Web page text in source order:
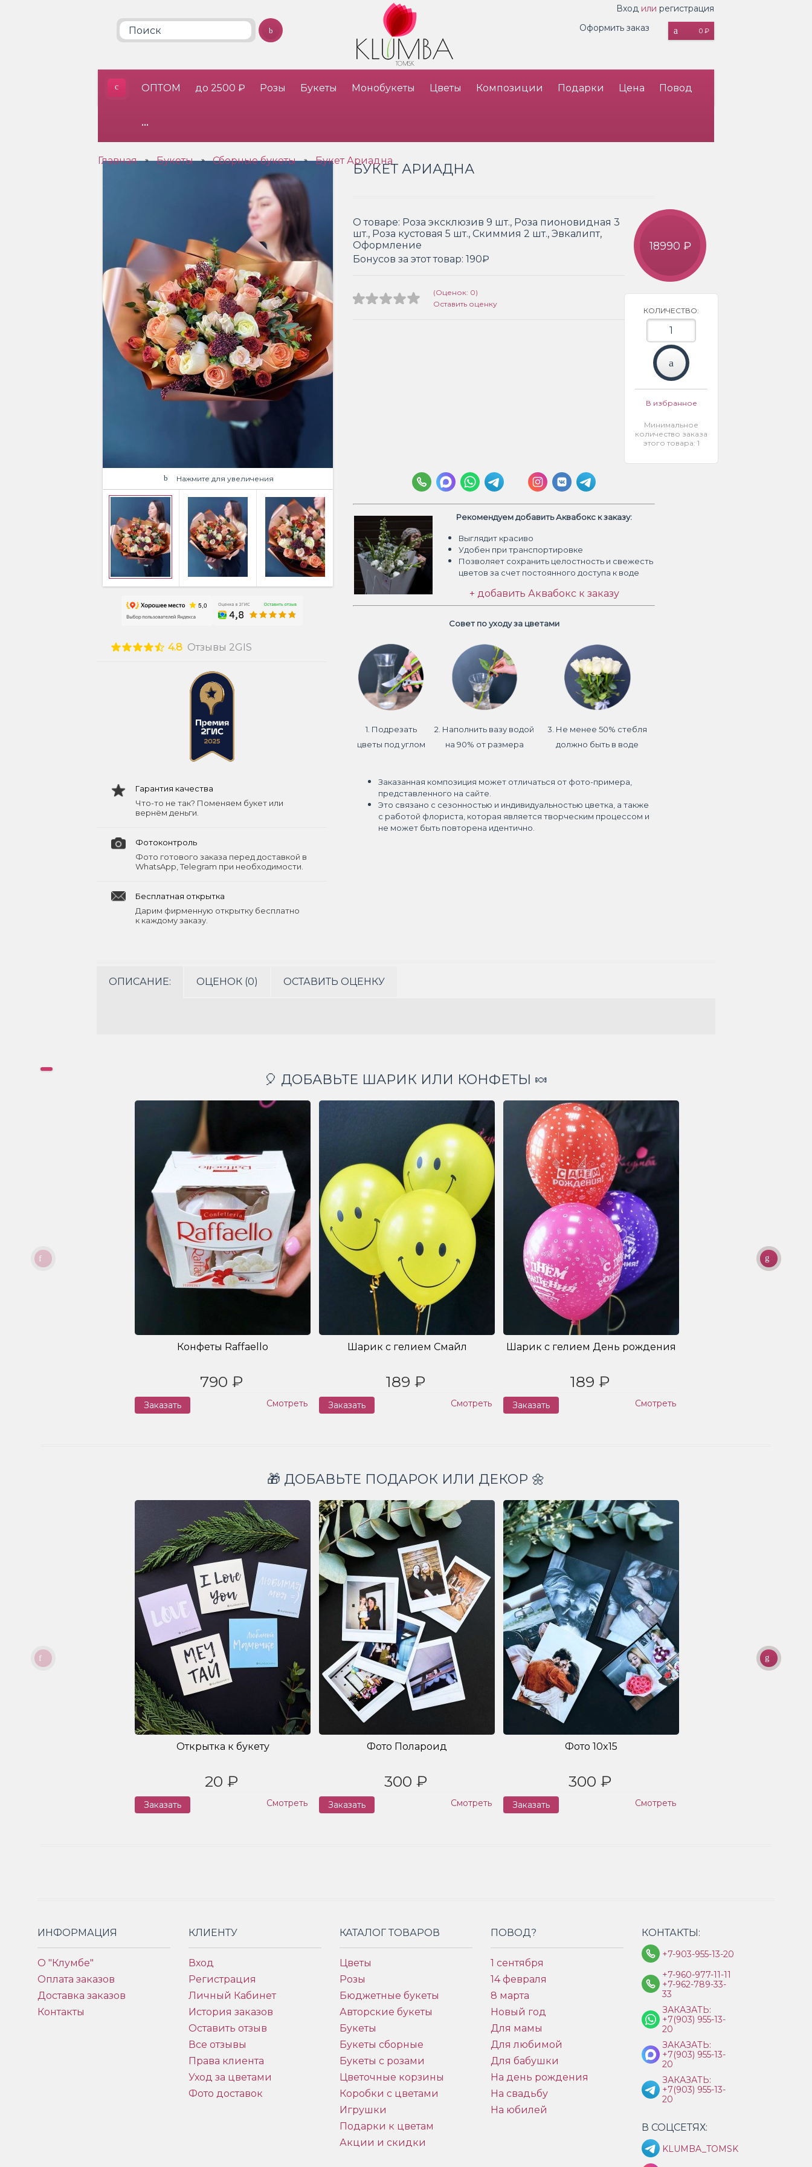
Вход или регистрация
0 ₽
Оформить заказ
ОПТОМ до 2500 ₽ Розы Букеты Монобукеты Цветы Композиции Подарки Цена Повод
•••
Главная » Букеты » Сборные букеты » Букет Ариадна
Нажмите для увеличения
4.8 Отзывы 2GIS
Гарантия качества
Что-то не так? Поменяем букет или
вернём деньги.
Фотоконтроль
Фото готового заказа перед доставкой в
WhatsApp, Telegram при необходимости.
Бесплатная открытка
Дарим фирменную открытку бесплатно
к каждому заказу.
БУКЕТ АРИАДНА
О товаре: Роза эксклюзив 9 шт., Роза пионовидная 3
шт., Роза кустовая 5 шт., Скиммия 2 шт., Эвкалипт,
Оформление
Бонусов за этот товар: 190₽
(Оценок: 0)
Оставить оценку
18990 ₽
КОЛИЧЕСТВО:
В избранное
Минимальное
количество заказа
этого товара: 1
Рекомендуем добавить Аквабокс к заказу:
Выглядит красиво
Удобен при транспортировке
Позволяет сохранить целостность и свежесть
цветов за счет постоянного доступа к воде
+ добавить Аквабокс к заказу
Совет по уходу за цветами
1. Подрезать
цветы под углом
2. Наполнить вазу водой
на 90% от размера
3. Не менее 50% стебля
должно быть в воде
Заказанная композиция может отличаться от фото-примера,
представленного на сайте.
Это связано с сезонностью и индивидуальностью цветка, а также
с работой флориста, которая является творческим процессом и
не может быть повторена идентично.
ОПИСАНИЕ: ОЦЕНОК (0) ОСТАВИТЬ ОЦЕНКУ
🎈 ДОБАВЬТЕ ШАРИК ИЛИ КОНФЕТЫ 🍬
Конфеты Raffaello
790 ₽
Заказать Смотреть
Шарик с гелием Смайл
189 ₽
Заказать Смотреть
Шарик с гелием День рождения
189 ₽
Заказать Смотреть
🎁 ДОБАВЬТЕ ПОДАРОК ИЛИ ДЕКОР 🌼
Открытка к букету
20 ₽
Заказать Смотреть
Фото Полароид
300 ₽
Заказать Смотреть
Фото 10x15
300 ₽
Заказать Смотреть
ИНФОРМАЦИЯ
О "Клумбе"
Оплата заказов
Доставка заказов
Контакты
КЛИЕНТУ
Вход
Регистрация
Личный Кабинет
История заказов
Оставить отзыв
Все отзывы
Права клиента
Уход за цветами
Фото доставок
КАТАЛОГ ТОВАРОВ
Цветы
Розы
Бюджетные букеты
Авторские букеты
Букеты
Букеты сборные
Букеты с розами
Цветочные корзины
Коробки с цветами
Игрушки
Подарки к цветам
Акции и скидки
ПОВОД?
1 сентября
14 февраля
8 марта
Новый год
Для мамы
Для любимой
Для бабушки
На день рождения
На свадьбу
На юбилей
КОНТАКТЫ:
+7-903-955-13-20
+7-960-977-11-11
+7-962-789-33-
33
ЗАКАЗАТЬ:
+7(903) 955-13-
20
ЗАКАЗАТЬ:
+7(903) 955-13-
20
ЗАКАЗАТЬ:
+7(903) 955-13-
20
В СОЦСЕТЯХ:
KLUMBA_TOMSK